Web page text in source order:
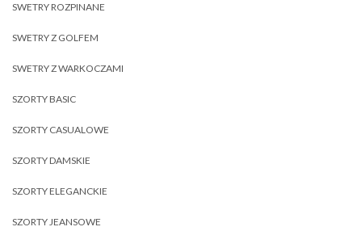
SWETRY ROZPINANE
SWETRY Z GOLFEM
SWETRY Z WARKOCZAMI
SZORTY BASIC
SZORTY CASUALOWE
SZORTY DAMSKIE
SZORTY ELEGANCKIE
SZORTY JEANSOWE